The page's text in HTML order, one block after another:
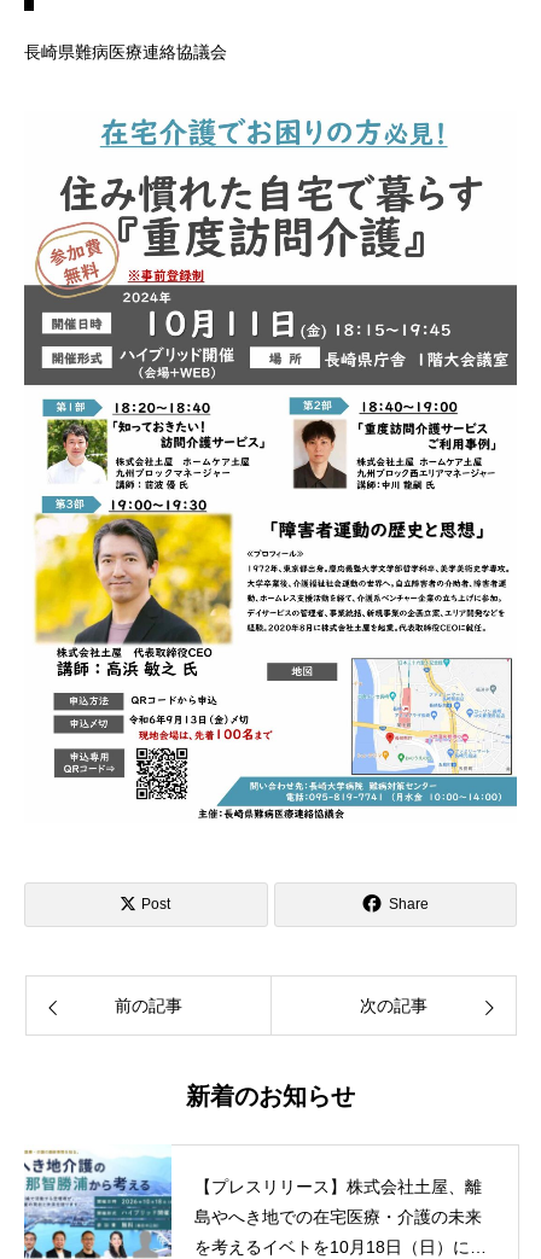
長崎県難病医療連絡協議会
Post Share
前の記事 次の記事
新着のお知らせ
【プレスリリース】株式会社土屋、離
島やへき地での在宅医療・介護の未来
を考えるイベトを10月18日（日）に和